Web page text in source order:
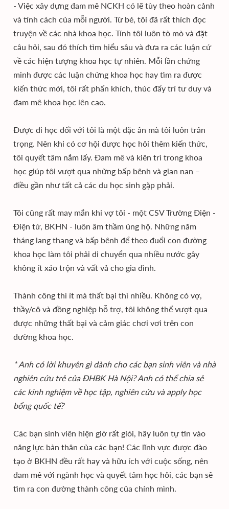
- Việc xây dựng đam mê NCKH có lẽ tùy theo hoàn cảnh
và tính cách của mỗi người. Từ bé, tôi đã rất thích đọc
truyện về các nhà khoa học. Tính tôi luôn tò mò và đặt
câu hỏi, sau đó thích tìm hiểu sâu và đưa ra các luận cứ
về các hiện tượng khoa học tự nhiên. Mỗi lần chứng
minh được các luận chứng khoa học hay tìm ra được
kiến thức mới, tôi rất phấn khích, thúc đẩy trí tư duy và
đam mê khoa học lên cao.
Được đi học đối với tôi là một đặc ân mà tôi luôn trân
trọng. Nên khi có cơ hội được học hỏi thêm kiến thức,
tôi quyết tâm nắm lấy. Đam mê và kiên trì trong khoa
học giúp tôi vượt qua những bấp bênh và gian nan –
điều gần như tất cả các du học sinh gặp phải.
Tôi cũng rất may mắn khi vợ tôi - một CSV Trường Điện -
Điện tử, BKHN - luôn âm thầm ủng hộ. Những năm
tháng lang thang và bấp bênh để theo đuổi con đường
khoa học làm tôi phải di chuyển qua nhiều nước gây
không ít xáo trộn và vất vả cho gia đình.
Thành công thì ít mà thất bại thì nhiều. Không có vợ,
thầy/cô và đồng nghiệp hỗ trợ, tôi không thể vượt qua
được những thất bại và cảm giác chơi vơi trên con
đường khoa học.
* Anh có lời khuyên gì dành cho các bạn sinh viên và nhà
nghiên cứu trẻ của ĐHBK Hà Nội? Anh có thể chia sẻ
các kinh nghiệm về học tập, nghiên cứu và apply học
bổng quốc tế?
Các bạn sinh viên hiện giờ rất giỏi, hãy luôn tự tin vào
năng lực bản thân của các bạn! Các lĩnh vực được đào
tạo ở BKHN đều rất hay và hữu ích với cuộc sống, nên
đam mê với ngành học và quyết tâm học hỏi, các bạn sẽ
tìm ra con đường thành công của chính mình.